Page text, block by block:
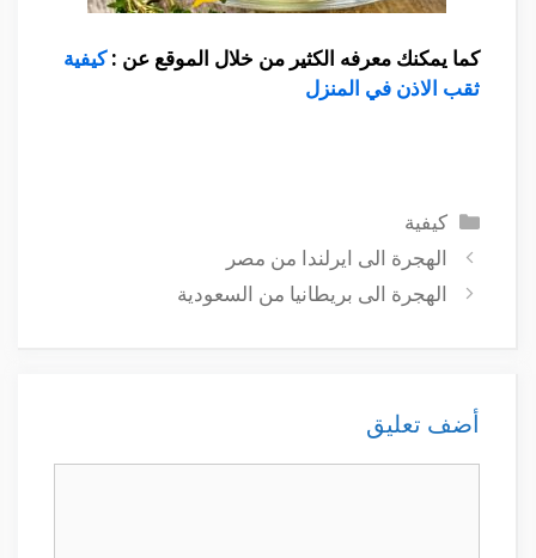
كما يمكنك معرفه الكثير من خلال الموقع عن :كيفية
ثقب الاذن في المنزل
التصنيفات
كيفية
الهجرة الى ايرلندا من مصر
الهجرة الى بريطانيا من السعودية
أضف تعليق